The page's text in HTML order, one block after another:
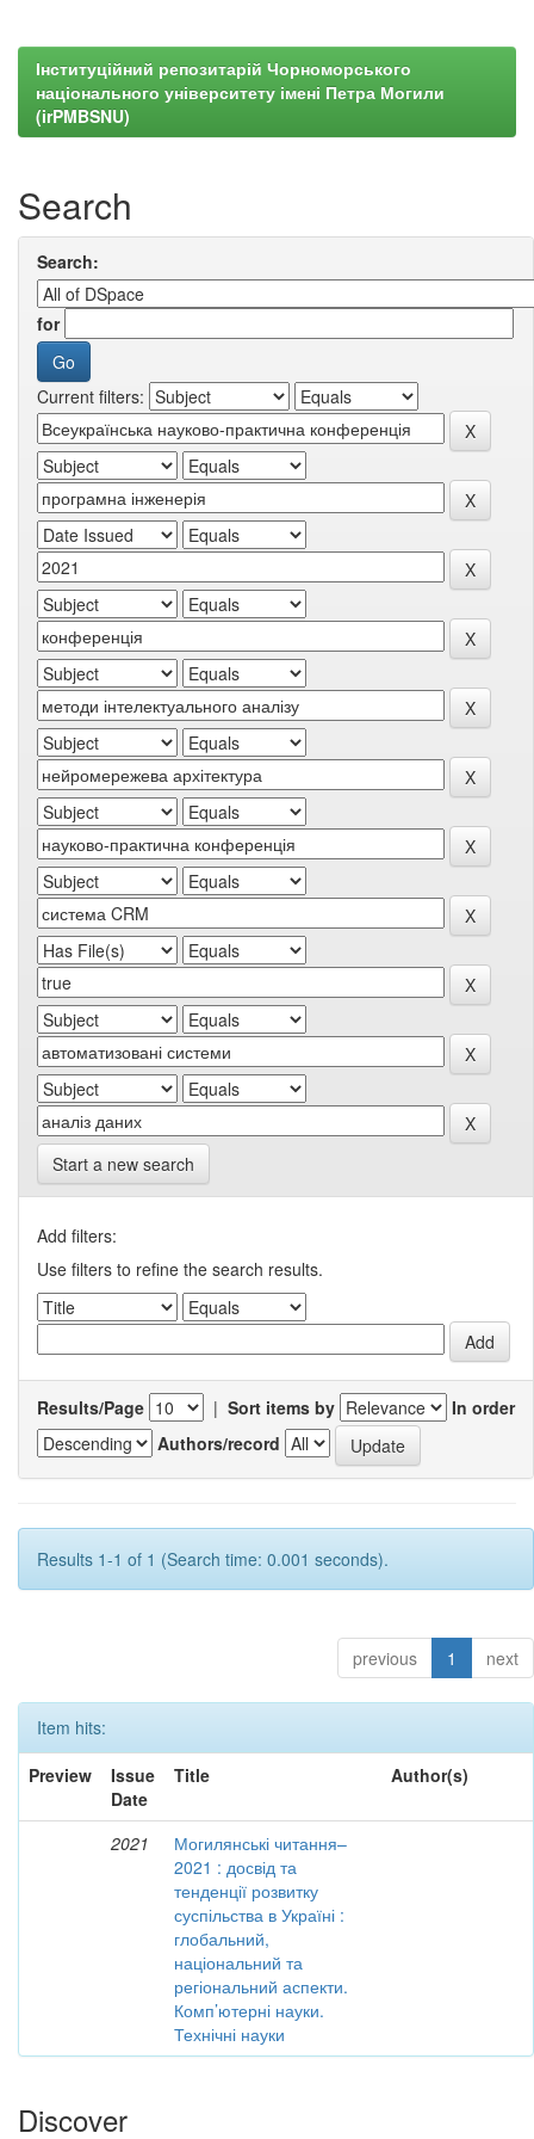
Інституційний репозитарій Чорноморського
національного університету імені Петра Могили
(irPMBSNU)
Search
Search:
for
Current filters:
Start a new search
Add filters:
Use filters to refine the search results.
Results/Page | Sort items by
In order
Authors/record
Results 1-1 of 1 (Search time: 0.001 seconds).
previous 1 next
Item hits:
Preview
Issue
Date
Title Author(s)
2021
Могилянські читання–
2021 : досвід та
тенденції розвитку
суспільства в Україні :
глобальний,
національний та
регіональний аспекти.
Комп’ютерні науки.
Технічні науки
Discover